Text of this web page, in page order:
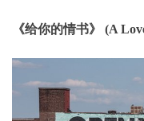
《给你的情书》 (A